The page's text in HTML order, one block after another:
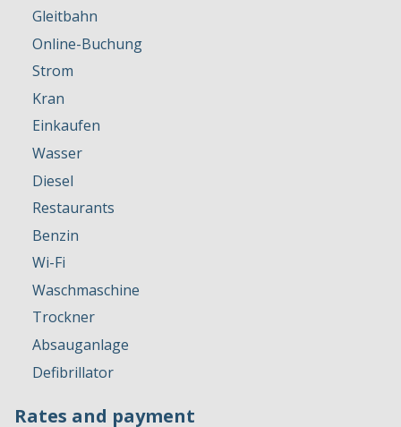
Gleitbahn
Online-Buchung
Strom
Kran
Einkaufen
Wasser
Diesel
Restaurants
Benzin
Wi-Fi
Waschmaschine
Trockner
Absauganlage
Defibrillator
Rates and payment